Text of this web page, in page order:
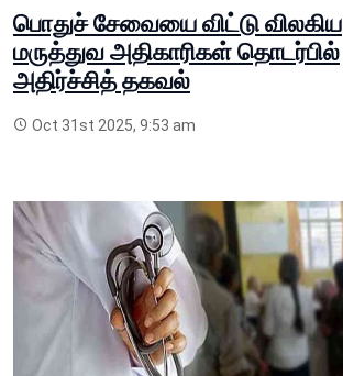
பொதுச் சேவையை விட்டு விலகிய
மருத்துவ அதிகாரிகள் தொடர்பில்
அதிர்ச்சித் தகவல்
Oct 31st 2025, 9:53 am